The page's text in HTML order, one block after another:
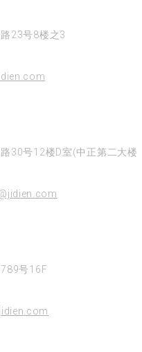
23号8楼之3
30号12楼D室(中正第二大楼)
号16F